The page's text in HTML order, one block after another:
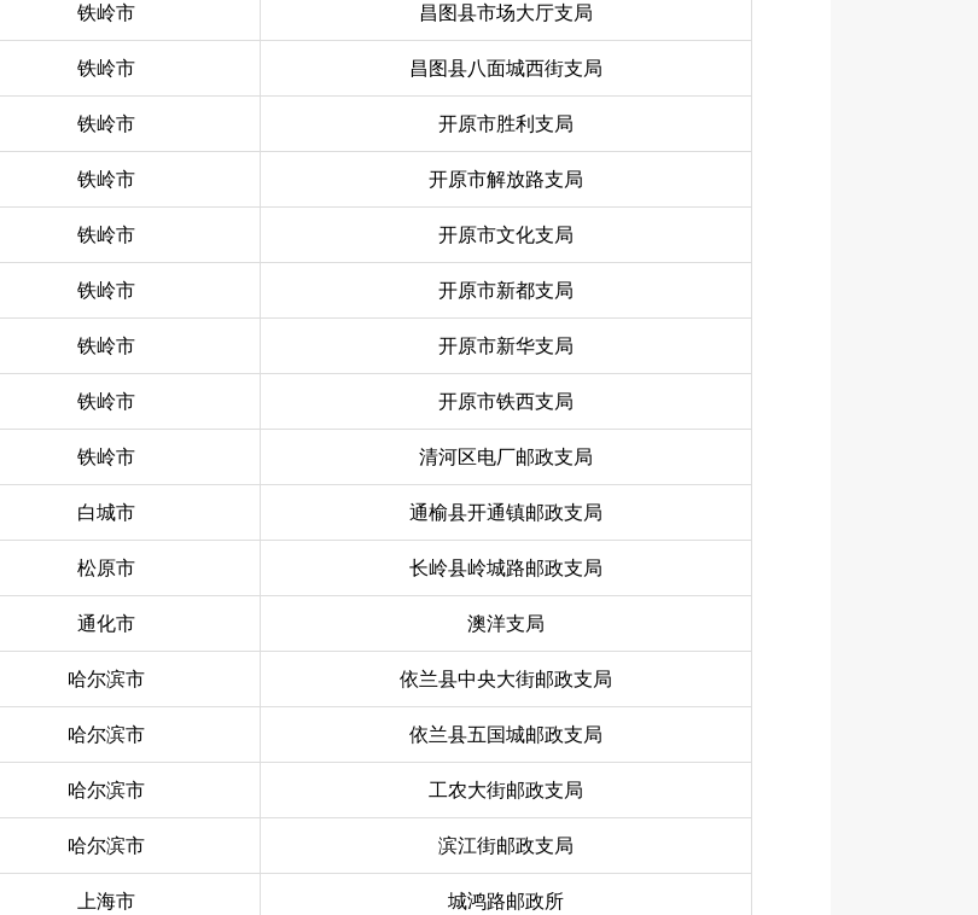
铁岭市 昌图县市场大厅支局
铁岭市 昌图县八面城西街支局
铁岭市 开原市胜利支局
铁岭市 开原市解放路支局
铁岭市 开原市文化支局
铁岭市 开原市新都支局
铁岭市 开原市新华支局
铁岭市 开原市铁西支局
铁岭市 清河区电厂邮政支局
白城市 通榆县开通镇邮政支局
松原市 长岭县岭城路邮政支局
通化市 澳洋支局
哈尔滨市 依兰县中央大街邮政支局
哈尔滨市 依兰县五国城邮政支局
哈尔滨市 工农大街邮政支局
哈尔滨市 滨江街邮政支局
上海市 城鸿路邮政所